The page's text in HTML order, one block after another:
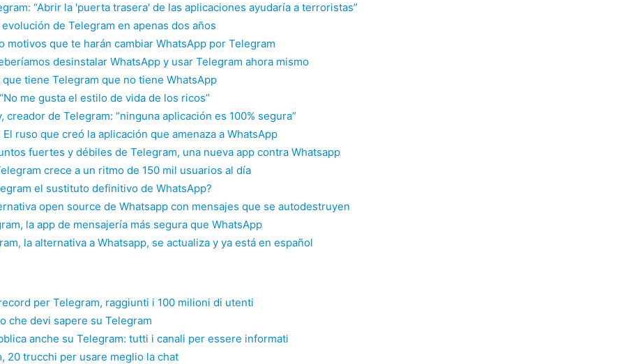
“Abrir la 'puerta trasera' de las aplicaciones ayudaría a terroristas”
evolución de Telegram en apenas dos años
motivos que te harán cambiar WhatsApp por Telegram
desinstalar WhatsApp y usar Telegram ahora mismo
que tiene Telegram que no tiene WhatsApp
me gusta el estilo de vida de los ricos”
creador de Telegram: “ninguna aplicación es 100% segura”
El ruso que creó la aplicación que amenaza a WhatsApp
fuertes y débiles de Telegram, una nueva app contra Whatsapp
crece a un ritmo de 150 mil usuarios al día
el sustituto definitivo de WhatsApp?
open source de Whatsapp con mensajes que se autodestruyen
la app de mensajería más segura que WhatsApp
la alternativa a Whatsapp, se actualiza y ya está en español
per Telegram, raggiunti i 100 milioni di utenti
che devi sapere su Telegram
anche su Telegram: tutti i canali per essere informati
20 trucchi per usare meglio la chat